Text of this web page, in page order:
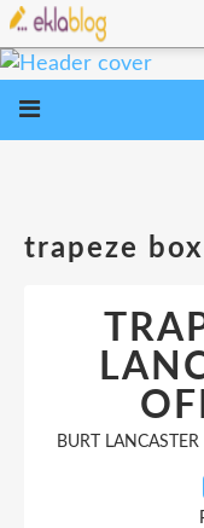
trapeze
BURT